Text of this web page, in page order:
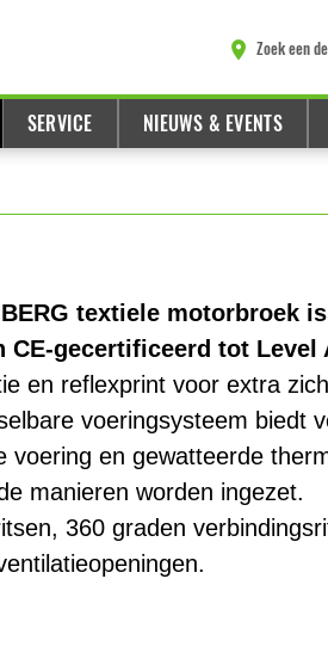
Zoek een
SERVICE NIEUWS & EVENTS
textiele motorbroek
CE-gecertificeerd tot Level
en reflexprint voor extra
voeringsysteem biedt
voering en gewatteerde
manieren worden ingezet.
360 graden